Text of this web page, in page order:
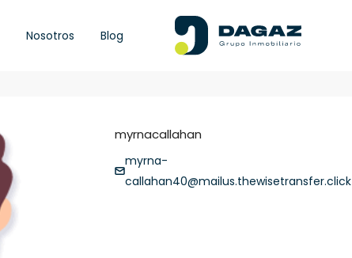
Nosotros Blog
myrnacallahan
myrna-
callahan40@mailus.thewisetransfer.click